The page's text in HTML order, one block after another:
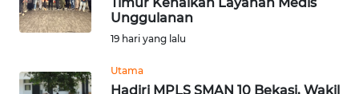
Unggulanan
19 hari yang lalu
Utama
Hadiri MPLS SMAN 10 Bekasi, Wakil
WN